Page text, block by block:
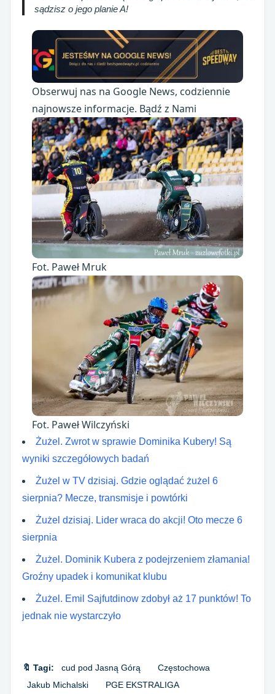
sądzisz o jego planie A!
Obserwuj nas na Google News, codziennie
najnowsze informacje. Bądź z Nami
Fot. Paweł Mruk
Fot. Paweł Wilczyński
Żużel. Zwrot w sprawie Dominika Kubery! Są
wyniki szczegółowych badań
Żużel w TV dzisiaj. Gdzie oglądać żużel 6
sierpnia? Mecze, transmisje i powtórki
Żużel dzisiaj. Lider wraca do akcji! Oto mecze 6
sierpnia
Żużel. Dominik Kubera z podejrzeniem złamania!
Groźny upadek i komunikat klubu
Żużel. Emil Sajfutdinow zdobył aż 17 punktów! To
jednak nie wystarczyło
🔖 Tagi: cud pod Jasną Górą
Częstochowa
Jakub Michalski
PGE EKSTRALIGA